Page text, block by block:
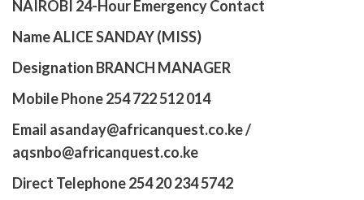
NAIROBI 24-Hour Emergency Contact
Name ALICE SANDAY (MISS)
Designation BRANCH MANAGER
Mobile Phone 254 722 512 014
Email asanday@africanquest.co.ke /
aqsnbo@africanquest.co.ke
Direct Telephone 254 20 234 5742